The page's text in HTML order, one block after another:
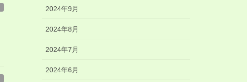
2024年9月
2024年8月
2024年7月
2024年6月